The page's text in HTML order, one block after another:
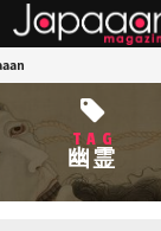
TAG
幽霊